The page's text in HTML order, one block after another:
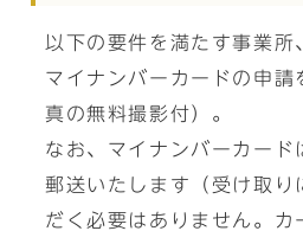
以下の要件を満たす事業所
マイナンバーカードの申請
真の無料撮影付）。
なお、マイナンバーカード
郵送いたします（受け取り
だく必要はありません。カ